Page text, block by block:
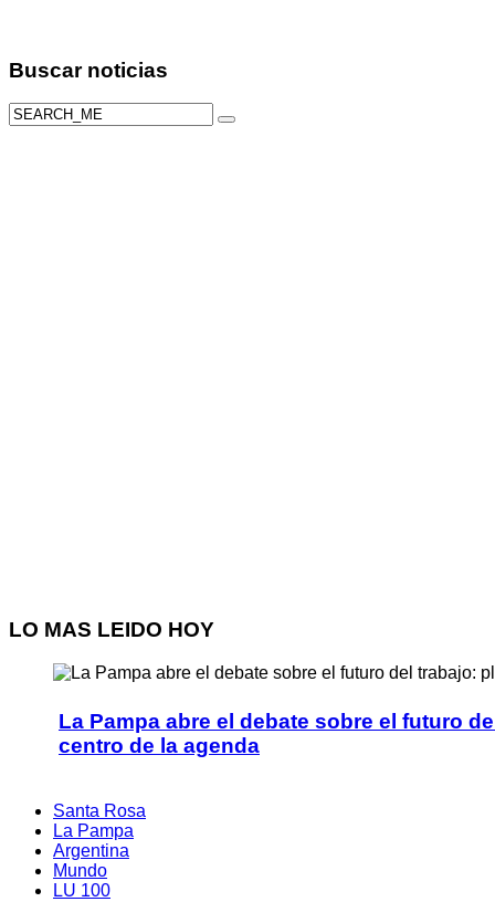
Buscarnoticias
LO MAS LEIDO HOY
La Pampa abre el debate sobre el futuro
centro de la agenda
Santa Rosa
La Pampa
Argentina
Mundo
LU 100